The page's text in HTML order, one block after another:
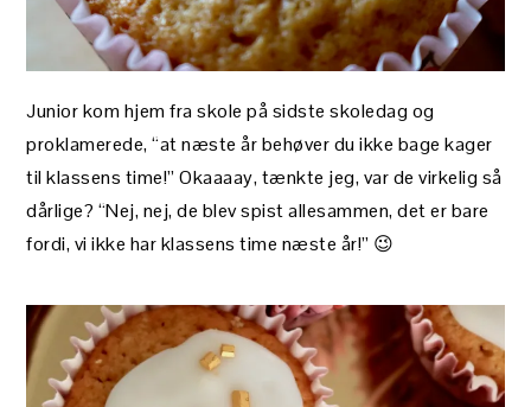
Junior kom hjem fra skole på sidste skoledag og
proklamerede, “at næste år behøver du ikke bage kager
til klassens time!” Okaaaay, tænkte jeg, var de virkelig så
dårlige? “Nej, nej, de blev spist allesammen, det er bare
fordi, vi ikke har klassens time næste år!” 😉